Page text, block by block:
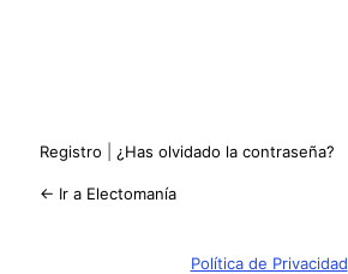
Registro ¿Has olvidado la contraseña?
← Ir a Electomanía
Política de Privacidad